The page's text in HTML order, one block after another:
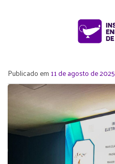
Publicado em 11 de agosto de 2025